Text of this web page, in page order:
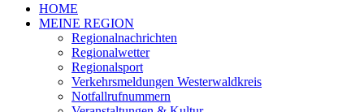
HOME
MEINE REGION
Regionalnachrichten
Regionalwetter
Regionalsport
Verkehrsmeldungen Westerwaldkreis
Notfallrufnummern